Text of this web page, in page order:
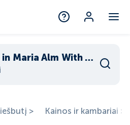
Large Apartment in Maria Alm With Terrace
> Kainos ir kambariai >